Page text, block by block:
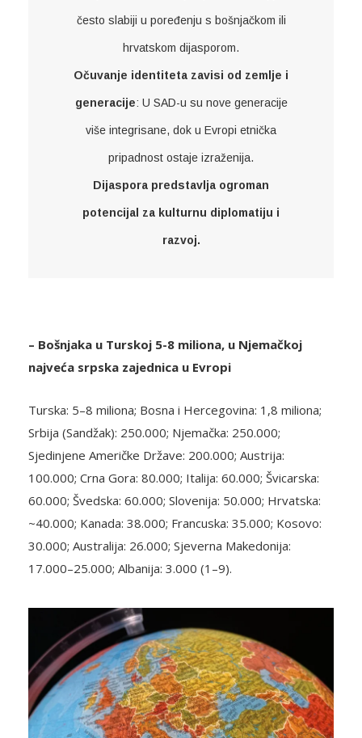
često slabiji u poređenju s bošnjačkom ili
hrvatskom dijasporom.
Očuvanje identiteta zavisi od zemlje i
generacije: U SAD-u su nove generacije
više integrisane, dok u Evropi etnička
pripadnost ostaje izraženija.
Dijaspora predstavlja ogroman
potencijal za kulturnu diplomatiju i
razvoj.
– Bošnjaka u Turskoj 5-8 miliona, u Njemačkoj
najveća srpska zajednica u Evropi
Turska: 5–8 miliona; Bosna i Hercegovina: 1,8 miliona;
Srbija (Sandžak): 250.000; Njemačka: 250.000;
Sjedinjene Američke Države: 200.000; Austrija:
100.000; Crna Gora: 80.000; Italija: 60.000; Švicarska:
60.000; Švedska: 60.000; Slovenija: 50.000; Hrvatska:
~40.000; Kanada: 38.000; Francuska: 35.000; Kosovo:
30.000; Australija: 26.000; Sjeverna Makedonija:
17.000–25.000; Albanija: 3.000 (1–9).